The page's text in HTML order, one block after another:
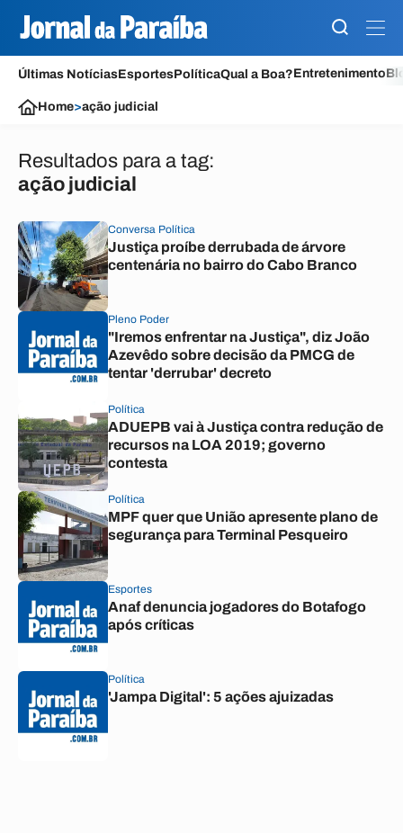
Últimas NotíciasEsportesPolíticaQual a Boa?Entretenimento
Home>ação judicial
Resultados para a tag:
ação judicial
Conversa Política
Justiça proíbe derrubada de árvore
centenária no bairro do Cabo Branco
Pleno Poder
"Iremos enfrentar na Justiça", diz João
Azevêdo sobre decisão da PMCG de
tentar 'derrubar' decreto
Política
ADUEPB vai à Justiça contra redução de
recursos na LOA 2019; governo
contesta
Política
MPF quer que União apresente plano de
segurança para Terminal Pesqueiro
Esportes
Anaf denuncia jogadores do Botafogo
após críticas
Política
'Jampa Digital': 5 ações ajuizadas